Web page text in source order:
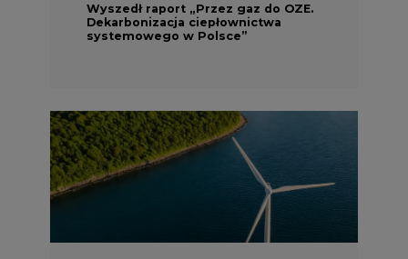
Wyszedł raport „Przez gaz do OZE.
Dekarbonizacja ciepłownictwa
systemowego w Polsce”